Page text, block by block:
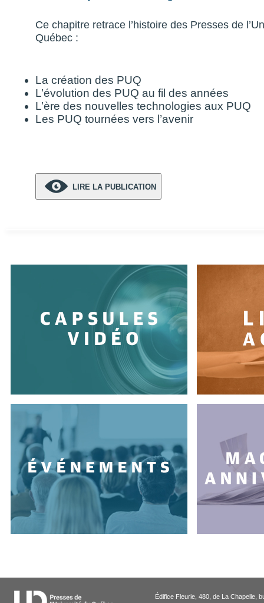
Ce chapitre retrace l’histoire des Presses de
Québec :
La création des PUQ
L’évolution des PUQ au fil des années
L’ère des nouvelles technologies aux PUQ
Les PUQ tournées vers l’avenir
LIRE LA PUBLICATION
Édifice Fleurie, 480, de La Chapelle,